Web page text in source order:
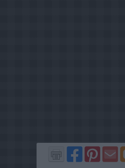
Del
på
Facebook
Del
på
Pinterest
Send
via
GMail
på